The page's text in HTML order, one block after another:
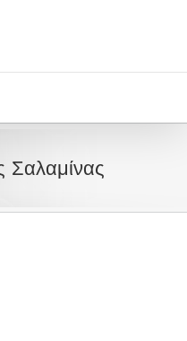
Σαλαμίνας